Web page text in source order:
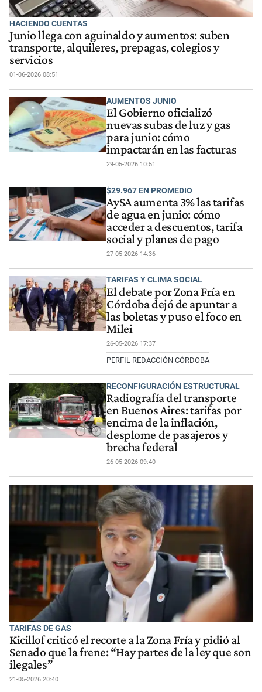
HACIENDO CUENTAS
Junio llega con aguinaldo y aumentos: suben
transporte, alquileres, prepagas, colegios y
servicios
01-06-2026 08:51
AUMENTOS JUNIO
El Gobierno oficializó
nuevas subas de luz y gas
para junio: cómo
impactarán en las facturas
29-05-2026 10:51
$29.967 EN PROMEDIO
AySA aumenta 3% las tarifas
de agua en junio: cómo
acceder a descuentos, tarifa
social y planes de pago
27-05-2026 14:36
TARIFAS Y CLIMA SOCIAL
El debate por Zona Fría en
Córdoba dejó de apuntar a
las boletas y puso el foco en
Milei
26-05-2026 17:37
PERFIL REDACCIÓN CÓRDOBA
RECONFIGURACIÓN ESTRUCTURAL
Radiografía del transporte
en Buenos Aires: tarifas por
encima de la inflación,
desplome de pasajeros y
brecha federal
26-05-2026 09:40
TARIFAS DE GAS
Kicillof criticó el recorte a la Zona Fría y pidió al
Senado que la frene: “Hay partes de la ley que son
ilegales”
21-05-2026 20:40